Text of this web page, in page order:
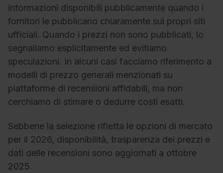
informazioni disponibili pubblicamente quando i
fornitori le pubblicano chiaramente sui propri siti
ufficiali. Quando i prezzi non sono pubblicati, lo
segnaliamo esplicitamente ed evitiamo
speculazioni. In alcuni casi facciamo riferimento a
modelli di prezzo generali menzionati su
piattaforme di recensioni affidabili, ma non
cerchiamo di stimare o dedurre costi esatti.
Sebbene la selezione rifletta le opzioni di mercato
per il 2026, disponibilità, trasparenza dei prezzi e
dati delle recensioni sono aggiornati a ottobre
2025.